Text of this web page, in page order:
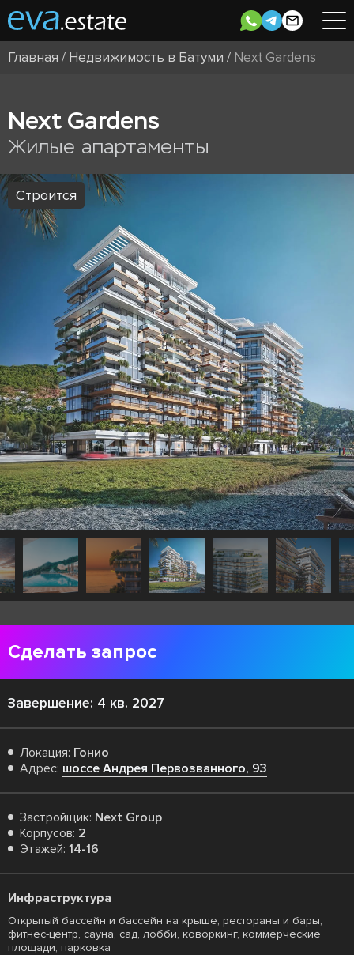
Главная / Недвижимость в Батуми / Next Gardens
Next Gardens
Жилые апартаменты
Строится
Сделать запрос
Завершение: 4 кв. 2027
Локация: Гонио
Адрес: шоссе Андрея Первозванного, 93
Застройщик: Next Group
Корпусов: 2
Этажей: 14-16
Инфраструктура
Открытый бассейн и бассейн на крыше, рестораны и бары,
фитнес-центр, сауна, сад, лобби, коворкинг, коммерческие
площади, парковка